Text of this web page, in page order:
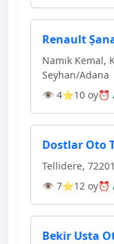
Renault
Namık Kemal,
Seyhan/Adana
👁 4⭐10 oy⏰
Dostlar Oto
Tellidere,
👁 7⭐12 oy⏰
Bekir Usta